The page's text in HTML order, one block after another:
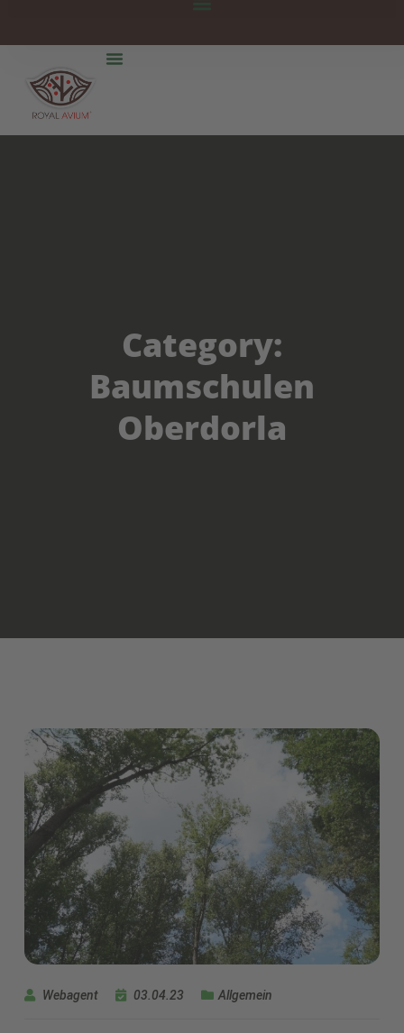
Category:
Baumschulen
Oberdorla
Webagent 03.04.23 Allgemein